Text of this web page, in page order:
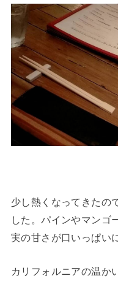
少し熱くなってきたの
した。パインやマンゴ
実の甘さが口いっぱい
カリフォルニアの温か